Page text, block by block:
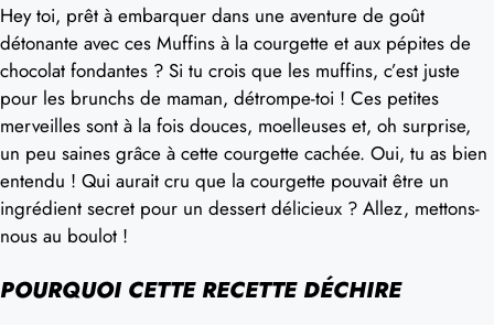
Hey toi, prêt à embarquer dans une aventure de goût
détonante avec ces Muffins à la courgette et aux pépites de
chocolat fondantes ? Si tu crois que les muffins, c’est juste
pour les brunchs de maman, détrompe-toi ! Ces petites
merveilles sont à la fois douces, moelleuses et, oh surprise,
un peu saines grâce à cette courgette cachée. Oui, tu as bien
entendu ! Qui aurait cru que la courgette pouvait être un
ingrédient secret pour un dessert délicieux ? Allez, mettons-
nous au boulot !
POURQUOI CETTE RECETTE DÉCHIRE